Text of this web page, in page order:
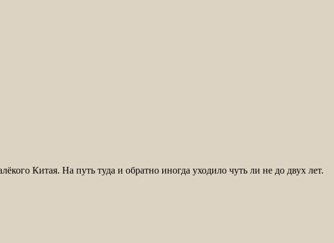
Китая. На путь туда и обратно иногда уходило чуть ли не до двух лет.